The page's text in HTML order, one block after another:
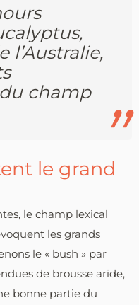
l’Australie,
champ
le grand
le champ lexical
les grands
le « bush » par
de brousse aride,
bonne partie du